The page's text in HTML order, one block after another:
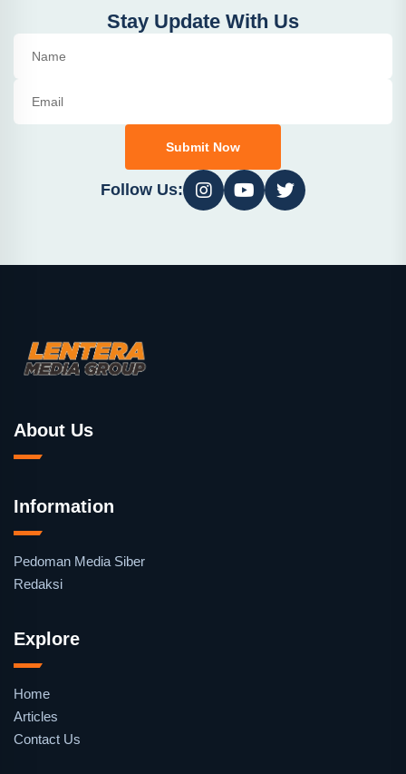
Stay Update With Us
Submit Now
Follow Us:
About Us
Information
Pedoman Media Siber
Redaksi
Explore
Home
Articles
Contact Us